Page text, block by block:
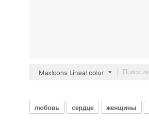
MaxIcons Lineal color
любовь сердце женщины